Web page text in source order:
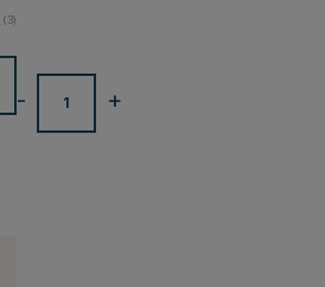
beoordeling:
(aantal stemmen:
3)
+
-